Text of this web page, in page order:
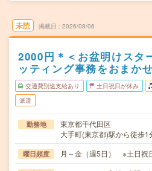
未読 掲載日 2026/08/06
2000円＊＜お盆明けスタ
ッティング事務をおまかせ
交通費別途支給あり 土日祝日が休み
派遣
勤務地
東京都千代田区
大手町(東京都)駅から徒歩
曜日頻度 月～金（週5日） ※土日祝